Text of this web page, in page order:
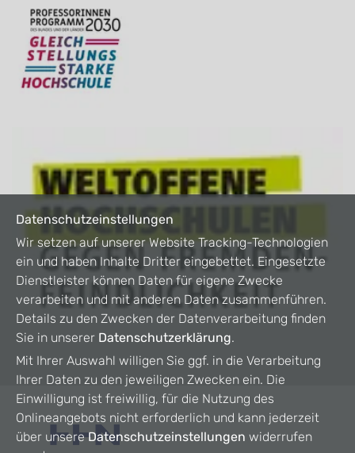
Datenschutzeinstellungen
Wir setzen auf unserer Website Tracking-Technologien
ein und haben Inhalte Dritter eingebettet. Eingesetzte
Dienstleister können Daten für eigene Zwecke
verarbeiten und mit anderen Daten zusammenführen.
Details zu den Zwecken der Datenverarbeitung finden
Sie in unserer Datenschutzerklärung.
Mit Ihrer Auswahl willigen Sie ggf. in die Verarbeitung
Ihrer Daten zu den jeweiligen Zwecken ein. Die
Einwilligung ist freiwillig, für die Nutzung des
Onlineangebots nicht erforderlich und kann jederzeit
über unsereDatenschutzeinstellungen widerrufen